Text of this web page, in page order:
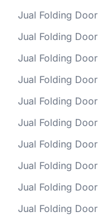
Jual Folding
Jual Folding
Jual Folding
Jual Folding
Jual Folding
Jual Folding
Jual Folding
Jual Folding
Jual Folding
Jual Folding